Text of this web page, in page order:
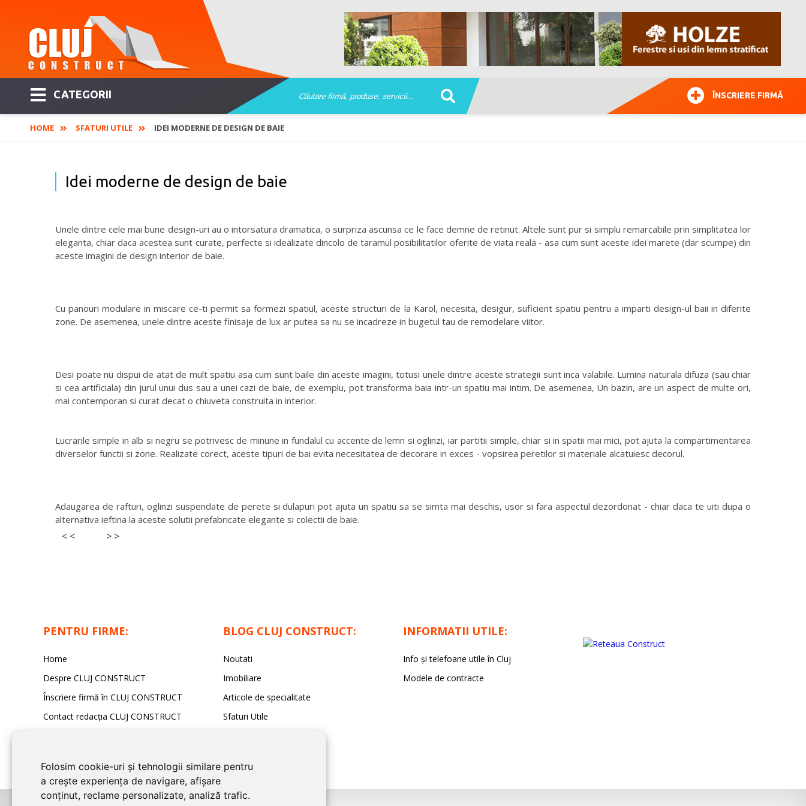
Folosim cookie-uri și tehnologii similare pentru
a crește experiența de navigare, afișare
conținut, reclame personalizate, analiză trafic.
CATEGORII ÎNSCRIERE FIRMĂ
HOME SFATURI UTILE IDEI MODERNE DE DESIGN DE BAIE
Idei moderne de design de baie
Unele dintre cele mai bune design-uri au o intorsatura dramatica, o surpriza ascunsa ce le face demne de retinut. Altele sunt pur si simplu remarcabile prin simplitatea lor
eleganta, chiar daca acestea sunt curate, perfecte si idealizate dincolo de taramul posibilitatilor oferite de viata reala - asa cum sunt aceste idei marete (dar scumpe) din
aceste imagini de design interior de baie.
Cu panouri modulare in miscare ce-ti permit sa formezi spatiul, aceste structuri de la Karol, necesita, desigur, suficient spatiu pentru a imparti design-ul baii in diferite
zone. De asemenea, unele dintre aceste finisaje de lux ar putea sa nu se incadreze in bugetul tau de remodelare viitor.
Desi poate nu dispui de atat de mult spatiu asa cum sunt baile din aceste imagini, totusi unele dintre aceste strategii sunt inca valabile. Lumina naturala difuza (sau chiar
si cea artificiala) din jurul unui dus sau a unei cazi de baie, de exemplu, pot transforma baia intr-un spatiu mai intim. De asemenea, Un bazin, are un aspect de multe ori,
mai contemporan si curat decat o chiuveta construita in interior.
Lucrarile simple in alb si negru se potrivesc de minune in fundalul cu accente de lemn si oglinzi, iar partitii simple, chiar si in spatii mai mici, pot ajuta la compartimentarea
diverselor functii si zone. Realizate corect, aceste tipuri de bai evita necesitatea de decorare in exces - vopsirea peretilor si materiale alcatuiesc decorul.
Adaugarea de rafturi, oglinzi suspendate de perete si dulapuri pot ajuta un spatiu sa se simta mai deschis, usor si fara aspectul dezordonat - chiar daca te uiti dupa o
alternativa ieftina la aceste solutii prefabricate elegante si colectii de baie.
< < > >
PENTRU FIRME:
Home
Despre CLUJ CONSTRUCT
Înscriere firmă în CLUJ CONSTRUCT
Contact redacția CLUJ CONSTRUCT
BLOG CLUJ CONSTRUCT:
Noutati
Imobiliare
Articole de specialitate
Sfaturi Utile
INFORMATII UTILE:
Info și telefoane utile în Cluj
Modele de contracte